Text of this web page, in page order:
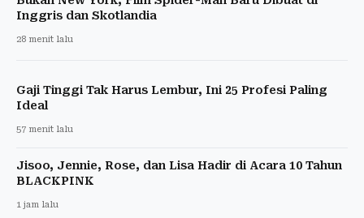
Inggris dan Skotlandia
28 menit lalu
Gaji Tinggi Tak Harus Lembur, Ini 25 Profesi Paling
Ideal
57 menit lalu
Jisoo, Jennie, Rose, dan Lisa Hadir di Acara 10 Tahun
BLACKPINK
1 jam lalu